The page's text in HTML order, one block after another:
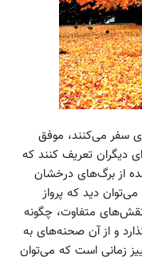
سفر می‌کنند، موفق
دیگران تعریف کنند که
از برگ‌های درخشان
دید که پرواز
نقش‌های متفاوت، چگونه
و از آن صحنه‌های به
زمانی است که می‌توان